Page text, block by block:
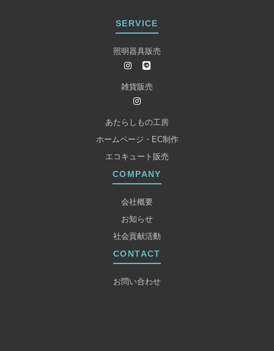
SERVICE
照明器具販売
雑貨販売
あたらしもの工房
ホームページ・EC制作
エコキュート販売
COMPANY
会社概要
お知らせ
社会貢献活動
CONTACT
お問い合わせ